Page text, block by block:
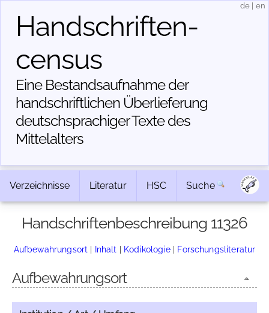
Handschriften­
census
Eine Bestandsaufnahme der
handschriftlichen Über­lieferung
deutschsprachiger Texte des
Mittelalters
de en
Verzeichnisse Literatur HSC Suche
Handschriftenbeschreibung 11326
Aufbewahrungsort | Inhalt | Kodikologie| Forschungsliteratur
Aufbewahrungsort